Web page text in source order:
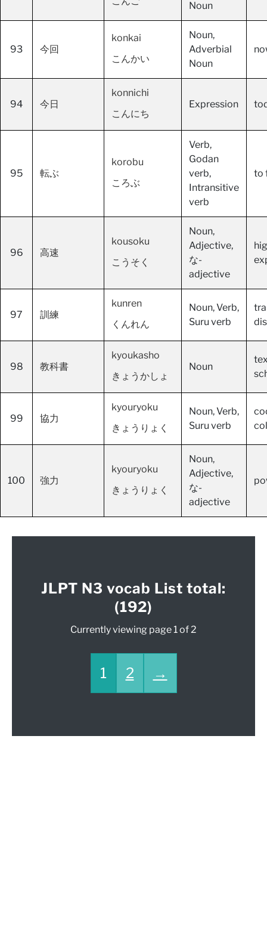
Noun
93 今回
konkai
こんかい
Noun,
Adverbial
Noun
94 今日
konnichi
こんにち
Expression
95 転ぶ
korobu
ころぶ
Verb,
Godan
verb,
Intransitive
verb
to
96 高速
kousoku
こうそく
Noun,
Adjective,
な-
adjective
97 訓練
kunren
くんれん
Noun, Verb,
Suru verb
98 教科書
kyoukasho
きょうかしょ
Noun
99 協力
kyouryoku
きょうりょく
Noun, Verb,
Suru verb
100 強力
kyouryoku
きょうりょく
Noun,
Adjective,
な-
adjective
JLPT N3 vocab List total:
(192)
Currently viewing page 1 of 2
1 2 →